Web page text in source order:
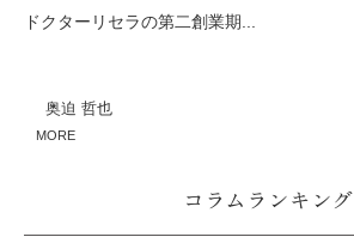
ドクターリセラの第二創業期...
奥迫 哲也
MORE
コラムランキング